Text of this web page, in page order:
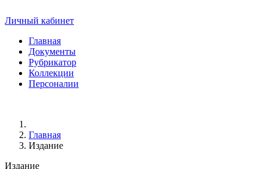
Личный кабинет
Главная
Документы
Рубрикатор
Коллекции
Персоналии
Главная
Издание
Издание